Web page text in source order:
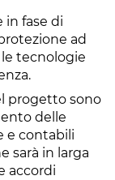
fase di
ad
tecnologie
progetto sono
delle
e contabili
sarà in larga
accordi